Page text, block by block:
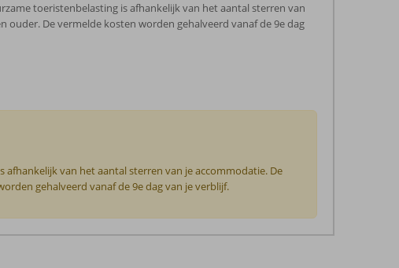
toeristenbelasting is afhankelijk van het aantal sterren van
ouder. De vermelde kosten worden gehalveerd vanaf de 9e dag
van het aantal sterren van je accommodatie. De
gehalveerd vanaf de 9e dag van je verblijf.